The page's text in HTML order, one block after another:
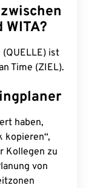
ist
Time (ZIEL).
haben,
kopieren“,
Kollegen zu
von